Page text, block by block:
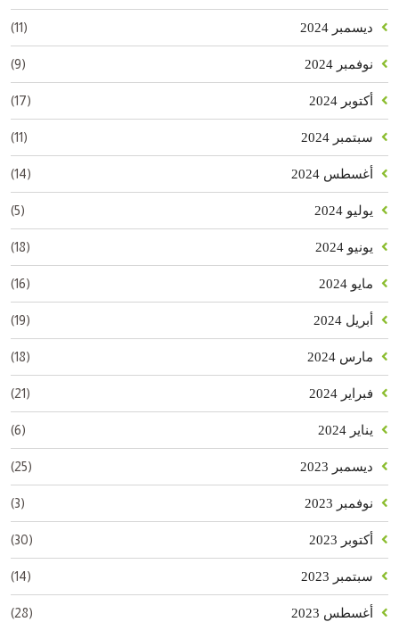
ديسمبر 2024 (11)
نوفمبر 2024 (9)
أكتوبر 2024 (17)
سبتمبر 2024 (11)
أغسطس 2024 (14)
يوليو 2024 (5)
يونيو 2024 (18)
مايو 2024 (16)
أبريل 2024 (19)
مارس 2024 (18)
فبراير 2024 (21)
يناير 2024 (6)
ديسمبر 2023 (25)
نوفمبر 2023 (3)
أكتوبر 2023 (30)
سبتمبر 2023 (14)
أغسطس 2023 (28)